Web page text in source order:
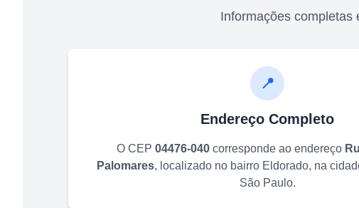
Informações
📍
Endereço Completo
O CEP 04476-040 corresponde ao endereço
Palomares, localizado no bairro Eldorado, na
São Paulo.